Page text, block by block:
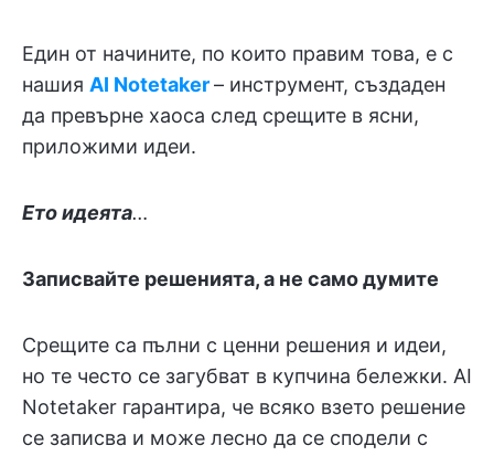
Един от начините, по които правим това, е с
нашия AI Notetaker– инструмент, създаден
да превърне хаоса след срещите в ясни,
приложими идеи.
Ето идеята…
Записвайте решенията, а не само думите
Срещите са пълни с ценни решения и идеи,
но те често се загубват в купчина бележки. AI
Notetaker гарантира, че всяко взето решение
се записва и може лесно да се сподели с